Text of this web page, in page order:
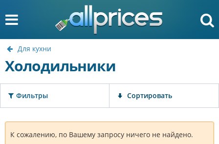
Для кухни
Холодильники
Фильтры Сортировать
К сожалению, по Вашему запросу ничего не найдено.